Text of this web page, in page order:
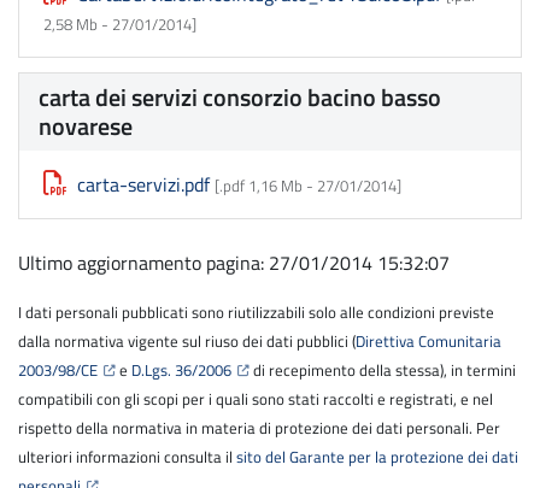
2,58 Mb - 27/01/2014]
carta dei servizi consorzio bacino basso
novarese
carta-servizi.pdf [.pdf 1,16 Mb - 27/01/2014]
Ultimo aggiornamento pagina: 27/01/2014 15:32:07
I dati personali pubblicati sono riutilizzabili solo alle condizioni previste
dalla normativa vigente sul riuso dei dati pubblici (Direttiva Comunitaria
2003/98/CE
e D.Lgs. 36/2006
di recepimento della stessa), in termini
compatibili con gli scopi per i quali sono stati raccolti e registrati, e nel
rispetto della normativa in materia di protezione dei dati personali. Per
ulteriori informazioni consulta il sito del Garante per la protezione dei dati